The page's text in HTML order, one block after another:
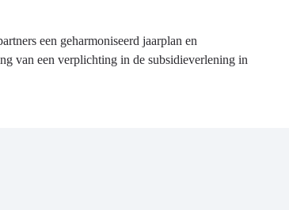
een geharmoniseerd jaarplan en
van een verplichting in de subsidieverlening in